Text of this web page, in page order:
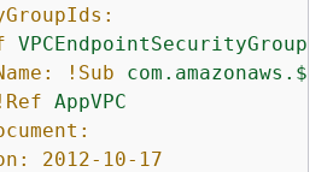
VPCEndpointSecurityGroup
!Sub com.amazonaws.$
!Ref AppVPC
2012-10-17